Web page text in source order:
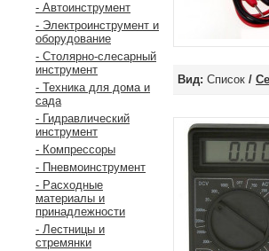
- Автоинструмент
- Электроинструмент и
оборудование
- Столярно-слесарный
инструмент
- Техника для дома и
сада
- Гидравлический
инструмент
- Компрессоры
- Пневмоинструмент
- Расходные
материалы и
принадлежности
- Лестницы и
стремянки
Вид: Список /